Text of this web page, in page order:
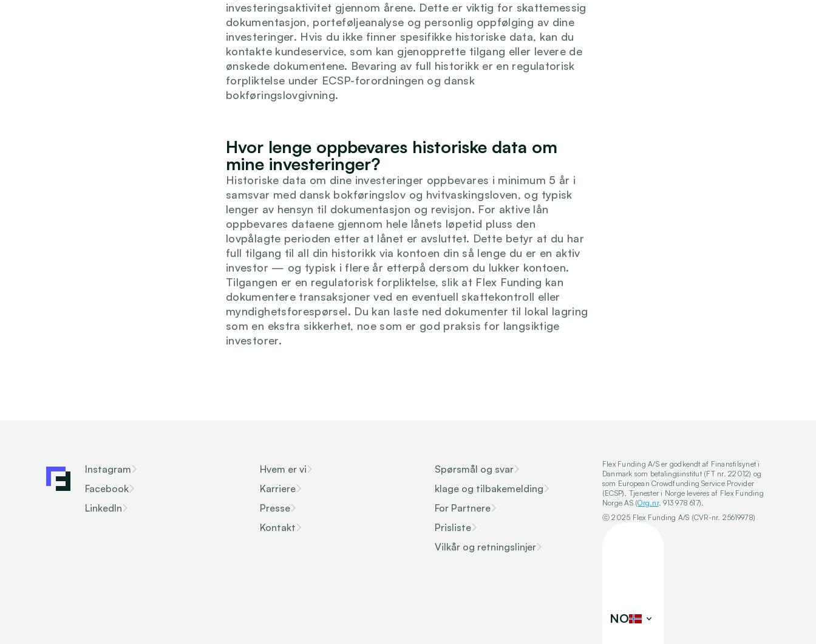
investeringsaktivitet gjennom årene. Dette er viktig for skattemessig
dokumentasjon, porteføljeanalyse og personlig oppfølging av dine
investeringer. Hvis du ikke finner spesifikke historiske data, kan du
kontakte kundeservice, som kan gjenopprette tilgang eller levere de
ønskede dokumentene. Bevaring av full historikk er en regulatorisk
forpliktelse under ECSP-forordningen og dansk
bokføringslovgivning.
Hvor lenge oppbevares historiske data om
mine investeringer?
Historiske data om dine investeringer oppbevares i minimum 5 år i
samsvar med dansk bokføringslov og hvitvaskingsloven, og typisk
lenger av hensyn til dokumentasjon og revisjon. For aktive lån
oppbevares dataene gjennom hele lånets løpetid pluss den
lovpålagte perioden etter at lånet er avsluttet. Dette betyr at du har
full tilgang til all din historikk via kontoen din så lenge du er en aktiv
investor — og typisk i flere år etterpå dersom du lukker kontoen.
Tilgangen er en regulatorisk forpliktelse, slik at Flex Funding kan
dokumentere transaksjoner ved en eventuell skattekontroll eller
myndighetsforespørsel. Du kan laste ned dokumenter til lokal lagring
som en ekstra sikkerhet, noe som er god praksis for langsiktige
investorer.
Instagram
Facebook
LinkedIn
Hvem er vi
Karriere
Presse
Kontakt
Spørsmål og svar
klage og tilbakemelding
For Partnere
Prisliste
Vilkår og retningslinjer
Flex Funding A/S er godkendt af Finanstilsynet i
Danmark som betalingsinstitut (FT nr. 22012) og
som European Crowdfunding Service Provider
(ECSP). Tjenester i Norge leveres af Flex Funding
Norge AS (Org.nr. 913 978 617).
ⓒ 2025 Flex Funding A/S (CVR-nr. 25619978)
NO